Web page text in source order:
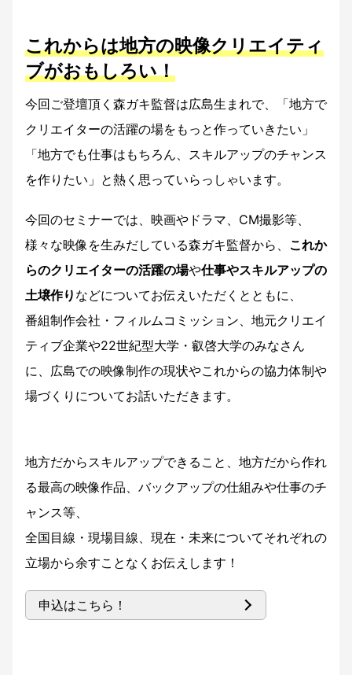
これからは地方の映像クリエイティ
ブがおもしろい！
今回ご登壇頂く森ガキ監督は広島生まれで、「地方で
クリエイターの活躍の場をもっと作っていきたい」
「地方でも仕事はもちろん、スキルアップのチャンス
を作りたい」と熱く思っていらっしゃいます。
今回のセミナーでは、映画やドラマ、CM撮影等、
様々な映像を生みだしている森ガキ監督から、 これか
らのクリエイターの活躍の場や仕事やスキルアップの
土壌作り などについてお伝えいただくとともに、
番組制作会社・フィルムコミッション、地元クリエイ
ティブ企業や22世紀型大学・叡啓大学のみなさん
に、広島での映像制作の現状やこれからの協力体制や
場づくりについてお話いただきます。
地方だからスキルアップできること、地方だから作れ
る最高の映像作品、バックアップの仕組みや仕事のチ
ャンス等、
全国目線・現場目線、現在・未来についてそれぞれの
立場から余すことなくお伝えします！
申込はこちら！